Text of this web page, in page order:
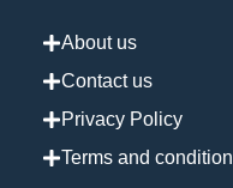
About us
Contact us
Privacy Policy
Terms and condition